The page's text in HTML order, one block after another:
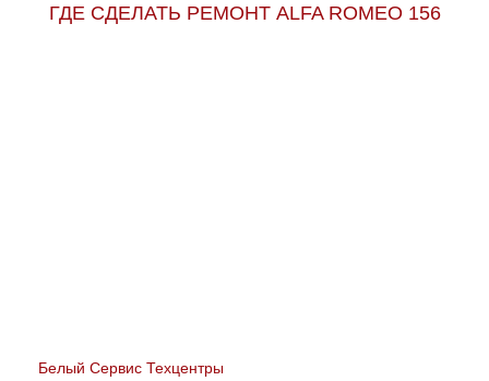
ГДЕ СДЕЛАТЬ РЕМОНТ ALFA ROMEO 156
Белый Сервис Техцентры